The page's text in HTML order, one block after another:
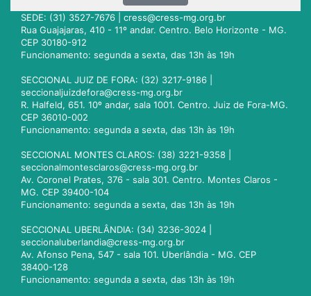
SEDE: (31) 3527-7676 | cress@cress-mg.org.br
Rua Guajajaras, 410 - 11º andar. Centro. Belo Horizonte - MG.
CEP 30180-912
Funcionamento: segunda a sexta, das 13h às 19h
SECCIONAL JUIZ DE FORA: (32) 3217-9186 |
seccionaljuizdefora@cress-mg.org.br
R. Halfeld, 651. 10º andar, sala 1001. Centro. Juiz de Fora-MG.
CEP 36010-002
Funcionamento: segunda a sexta, das 13h às 19h
SECCIONAL MONTES CLAROS: (38) 3221-9358 |
seccionalmontesclaros@cress-mg.org.br
Av. Coronel Prates, 376 - sala 301. Centro. Montes Claros -
MG. CEP 39400-104
Funcionamento: segunda a sexta, das 13h às 19h
SECCIONAL UBERLÂNDIA: (34) 3236-3024 |
seccionaluberlandia@cress-mg.org.br
Av. Afonso Pena, 547 - sala 101. Uberlândia - MG. CEP
38400-128
Funcionamento: segunda a sexta, das 13h às 19h